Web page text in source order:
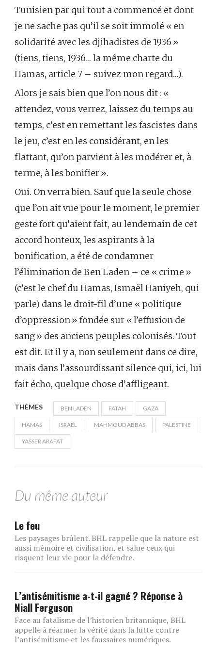
Tunisien par qui tout a commencé et dont
je ne sache pas qu’il se soit immolé « en
solidarité avec les djihadistes de 1936 »
(tiens, tiens, 1936… la même charte du
Hamas, article 7 – suivez mon regard…).
Alors je sais bien que l’on nous dit : «
attendez, vous verrez, laissez du temps au
temps, c’est en remettant les fascistes dans
le jeu, c’est en les considérant, en les
flattant, qu’on parvient à les modérer et, à
terme, à les bonifier ».
Oui. On verra bien. Sauf que la seule chose
que l’on ait vue pour le moment, le premier
geste fort qu’aient fait, au lendemain de cet
accord honteux, les aspirants à la
bonification, a été de condamner
l’élimination de Ben Laden – ce « crime »
(c’est le chef du Hamas, Ismaël Haniyeh, qui
parle) dans le droit-fil d’une « politique
d’oppression » fondée sur « l’effusion de
sang » des anciens peuples colonisés. Tout
est dit. Et il y a, non seulement dans ce dire,
mais dans l’assourdissant silence qui, ici, lui
fait écho, quelque chose d’affligeant.
THÈMES BEN LADEN FATAH GAZA
HAMAS ISRAËL MAHMOUD ABBAS PALESTINE
YASSER ARAFAT
Du même auteur
Le feu
Les paysages brûlent. BHL rappelle que la nature est
aussi mémoire et civilisation, et salue ceux qui
risquent leur vie pour la défendre.
L’antisémitisme a-t-il gagné ? Réponse à
Niall Ferguson
Face au fatalisme de l’historien britannique, BHL
appelle à réarmer la vérité dans la lutte contre
l’antisémitisme et les faussaires numériques.